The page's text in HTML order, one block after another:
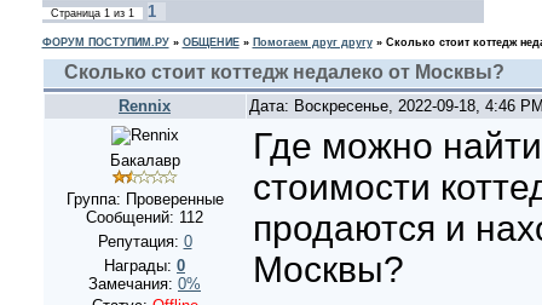
Страница 1из 1 1
ФОРУМ ПОСТУПИМ.РУ» ОБЩЕНИЕ» Помогаем друг другу» Сколько стоит коттедж
Сколько стоит коттедж недалеко от Москвы?
Rennix Дата: Воскресенье, 2022-09-18, 4:46
Бакалавр
Группа: Проверенные
Сообщений: 112
Репутация: 0
Награды: 0
Замечания: 0%
Где можно
стоимости
продаются и
Москвы?